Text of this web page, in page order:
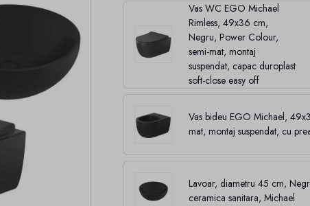
Vas WC EGO Michael
Rimless, 49x36 cm,
Negru, Power Colour,
semi-mat, montaj
suspendat, capac duroplast
soft-close easy off
Vas bideu EGO Michael,
mat, montaj suspendat, cu
Lavoar, diametru 45 cm,
ceramica sanitara, Michael